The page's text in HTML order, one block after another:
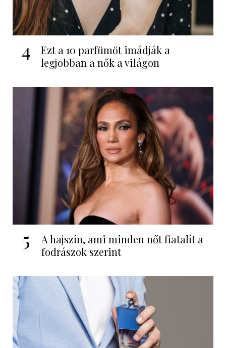
4
Ezt a 10 parfümöt imádják a
legjobban a nők a világon
5
A hajszín, ami minden nőt fiatalít a
fodrászok szerint